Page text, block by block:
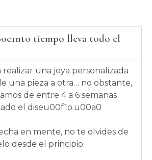
tiempo lleva todo el
realizar una joya personalizada
una pieza a otra… no obstante,
de entre 4 a 6 semanas
el diseu00f1o.u00a0
en mente, no te olvides de
desde el principio.